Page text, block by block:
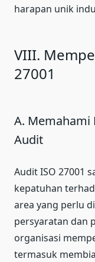
harapan unik
VIII.
27001
A. Memahami
Audit
Audit ISO 27001
kepatuhan
area yang perlu
persyaratan dan
organisasi
termasuk